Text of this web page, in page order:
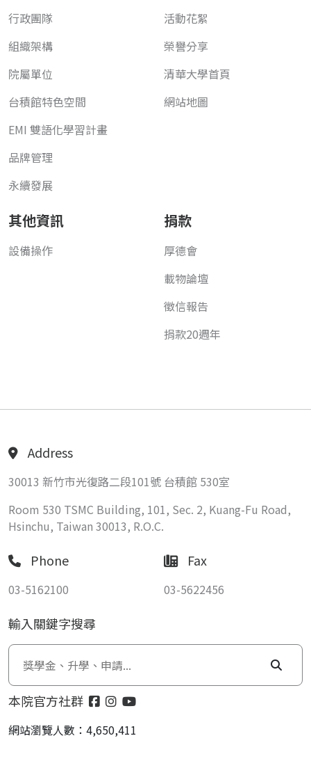
行政團隊
組織架構
院屬單位
台積館特色空間
EMI 雙語化學習計畫
品牌管理
永續發展
活動花絮
榮譽分享
清華大學首頁
網站地圖
其他資訊
設備操作
捐款
厚德會
載物論壇
徵信報告
捐款20週年
Address
30013 新竹市光復路二段101號 台積館 530室
Room 530 TSMC Building, 101, Sec. 2, Kuang-Fu Road,
Hsinchu, Taiwan 30013, R.O.C.
Phone
03-5162100
Fax
03-5622456
輸入關鍵字搜尋
本院官方社群
網站瀏覽人數：4,650,411